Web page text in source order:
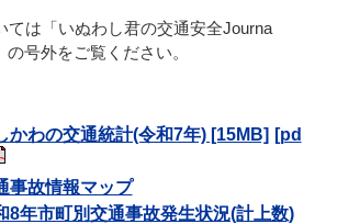
ては「いぬわし君の交通安全Journa
の号外をご覧ください。
かわの交通統計(令和7年) [15MB]
事故情報マップ
8年市町別交通事故発生状況(計上数)